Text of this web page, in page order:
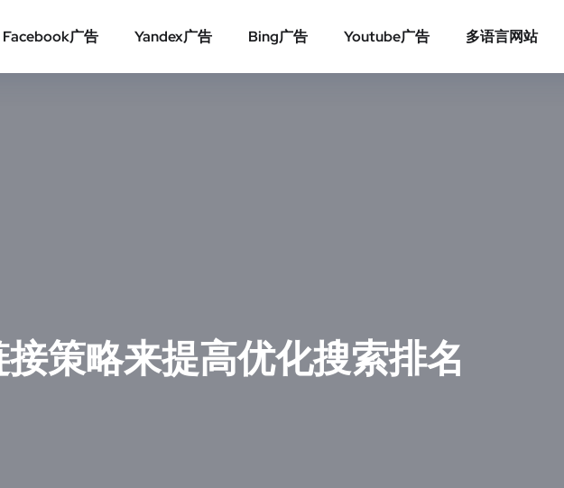
Facebook广告 Yandex广告 Bing广告 Youtube广告 多语言网站
策略来提高优化搜索排名